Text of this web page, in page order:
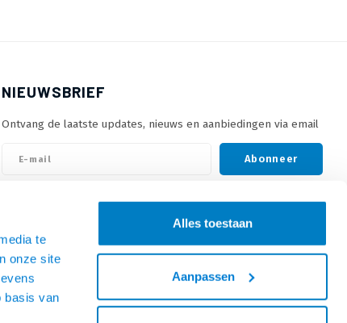
te
onze site
basis van
Alles toestaan
Aanpassen
NIEUWSBRIEF
Ontvang de laatste updates, nieuws en aanbiedingen via email
Abonneer